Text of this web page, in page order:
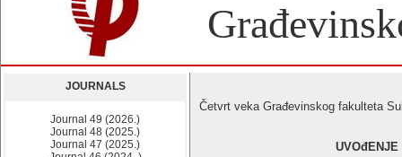
JOURNALS
Journal 49 (2026.)
Journal 48 (2025.)
Journal 47 (2025.)
Četvrt veka Građevinskog fakulteta
UVOđENJE